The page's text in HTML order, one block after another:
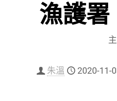
漁護署
朱溫 2020-11-